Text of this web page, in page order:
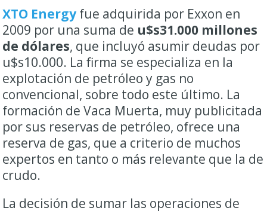
XTO Energy fue adquirida por Exxon en
2009 por una suma de u$s31.000 millones
de dólares, que incluyó asumir deudas por
u$s10.000. La firma se especializa en la
explotación de petróleo y gas no
convencional, sobre todo este último. La
formación de Vaca Muerta, muy publicitada
por sus reservas de petróleo, ofrece una
reserva de gas, que a criterio de muchos
expertos en tanto o más relevante que la de
crudo.
La decisión de sumar las operaciones de